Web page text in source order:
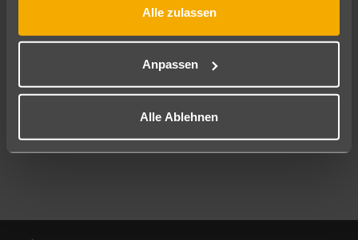
Alle zulassen
Anpassen
Alle Ablehnen
Mehr Filter anzeigen